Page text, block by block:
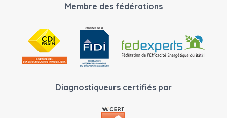
Membre des fédérations
Diagnostiqueurs certifiés par